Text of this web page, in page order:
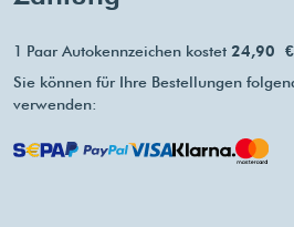
1 Paar Autokennzeichen kostet 24,90 €
Sie können für Ihre Bestellungen
verwenden: